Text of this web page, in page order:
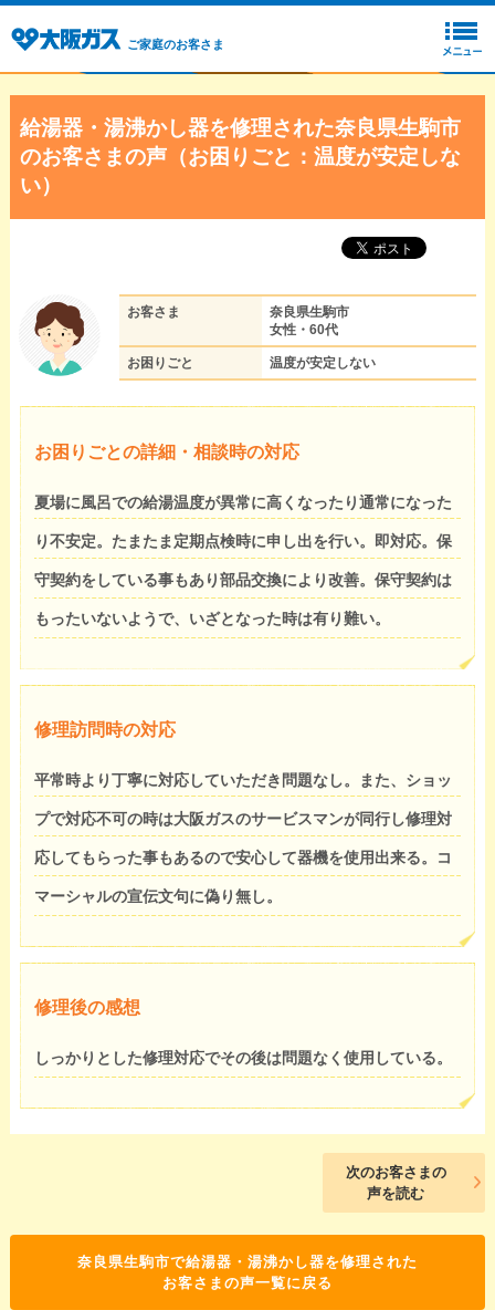
ご家庭のお客さま
給湯器・湯沸かし器を修理された奈良県生駒市
のお客さまの声（お困りごと：温度が安定しな
い）
お客さま
奈良県生駒市
女性・60代
お困りごと 温度が安定しない
お困りごとの詳細・相談時の対応
夏場に風呂での給湯温度が異常に高くなったり通常になった
り不安定。たまたま定期点検時に申し出を行い。即対応。保
守契約をしている事もあり部品交換により改善。保守契約は
もったいないようで、いざとなった時は有り難い。
修理訪問時の対応
平常時より丁寧に対応していただき問題なし。また、ショッ
プで対応不可の時は大阪ガスのサービスマンが同行し修理対
応してもらった事もあるので安心して器機を使用出来る。コ
マーシャルの宣伝文句に偽り無し。
修理後の感想
しっかりとした修理対応でその後は問題なく使用している。
次のお客さまの
声を読む
奈良県生駒市で給湯器・湯沸かし器を修理された
お客さまの声一覧に戻る